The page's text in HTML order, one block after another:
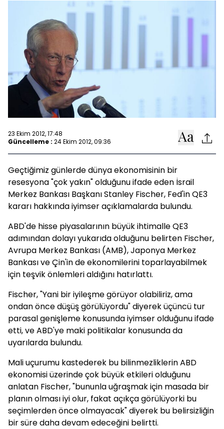
23 Ekim 2012, 17:48
Güncelleme : 24 Ekim 2012, 09:36
Geçtiğimiz günlerde dünya ekonomisinin bir
resesyona "çok yakın" olduğunu ifade eden İsrail
Merkez Bankası Başkanı Stanley Fischer, Fed'in QE3
kararı hakkında iyimser açıklamalarda bulundu.
ABD'de hisse piyasalarının büyük ihtimalle QE3
adımından dolayı yukarıda olduğunu belirten Fischer,
Avrupa Merkez Bankası (AMB), Japonya Merkez
Bankası ve Çin'in de ekonomilerini toparlayabilmek
için teşvik önlemleri aldığını hatırlattı.
Fischer, "Yani bir iyileşme görüyor olabiliriz, ama
ondan önce düşüş görülüyordu" diyerek üçüncü tur
parasal genişleme konusunda iyimser olduğunu ifade
etti, ve ABD'ye maki politikalar konusunda da
uyarılarda bulundu.
Mali uçurumu kastederek bu bilinmezliklerin ABD
ekonomisi üzerinde çok büyük etkileri olduğunu
anlatan Fischer, "bununla uğraşmak için masada bir
planın olması iyi olur, fakat açıkça görülüyorki bu
seçimlerden önce olmayacak" diyerek bu belirsizliğin
bir süre daha devam edeceğini belirtti.